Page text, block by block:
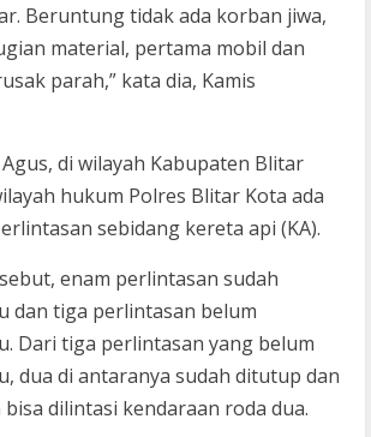
Beruntung tidak ada korban jiwa,
material, pertama mobil dan
parah,” kata dia, Kamis
di wilayah Kabupaten Blitar
hukum Polres Blitar Kota ada
sebidang kereta api (KA).
enam perlintasan sudah
dan tiga perlintasan belum
Dari tiga perlintasan yang belum
dua di antaranya sudah ditutup dan
dilintasi kendaraan roda dua.